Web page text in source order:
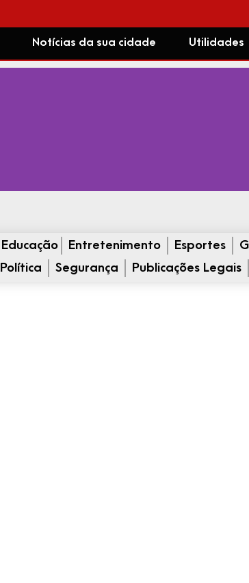
Notícias da sua cidade Utilidades
Educação Entretenimento Esportes
Política Segurança Publicações Legais